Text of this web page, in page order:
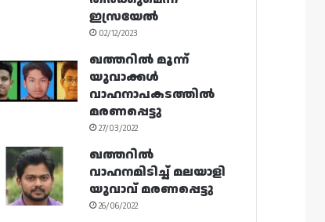
ഇസ്രയേൽ
02/12/2023
ഖത്തറിൽ മൂന്ന്
യുവാക്കൾ
വാഹനാപകടത്തിൽ
മരണപ്പെട്ടു
27/03/2022
ഖത്തറിൽ
വാഹനമിടിച്ച് മലയാളി
യുവാവ് മരണപ്പെട്ടു
26/06/2022